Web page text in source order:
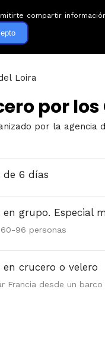
Guías de viaje
Loira
por
por la agencia
de 6 días
en grupo. Especial
96 personas
en crucero o velero
Francia desde un barco
compartir